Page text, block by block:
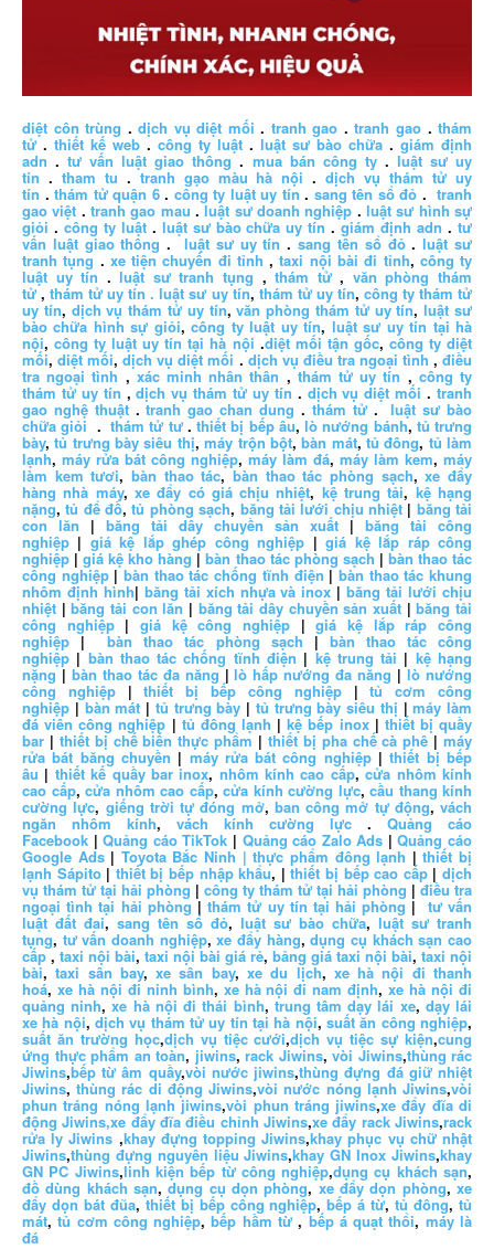
diệt côn trùng .dịch vụ diệt mối . tranh gao .tranh gao .thám
tử . thiết kế web . công ty luật . luật sư bào chữa . giám định
adn .tư vấn luật giao thông . mua bán công ty. luật sư uy
tín . tham tu . tranh gạo màu hà nội .dịch vụ thám tử uy
tín .thám tử quận 6. công ty luật uy tín . sang tên sổ đỏ .tranh
gao việt .tranh gao mau .luật sư doanh nghiệp .luật sư hình sự
giỏi . công ty luật. luật sư bào chữa uy tín .giám định adn .tư
vấn luật giao thông . luật sư uy tín .sang tên sổ đỏ.luật sư
tranh tụng . xe tiện chuyến đi tỉnh ,taxi nội bài đi tỉnh, công ty
luật uy tín .luật sư tranh tụng ,thám tử, văn phòng thám
tử ,thám tử uy tín . luật sư uy tín, thám tử uy tín, công ty thám tử
uy tín, dịch vụ thám tử uy tín,văn phòng thám tử uy tín,luật sư
bào chữa hình sự giỏi,công ty luật uy tín, luật sư uy tín tại hà
nội,công ty luật uy tín tại hà nội .diệt mối tận gốc, công ty diệt
mối,diệt mối,dịch vụ diệt mối . dịch vụ điều tra ngoại tình ,điều
tra ngoại tình , xác minh nhân thân , thám tử uy tín , công ty
thám tử uy tín ,dịch vụ thám tử uy tín . dịch vụ diệt mối .tranh
gao nghệ thuật.tranh gao chan dung . thám tử.luật sư bào
chữa giỏi .thám tử tư.thiết bị bếp âu,lò nướng bánh, tủ trưng
bày,tủ trưng bày siêu thị,máy trộn bột,bàn mát, tủ đông, tủ làm
lạnh, máy rửa bát công nghiệp, máy làm đá, máy làm kem, máy
làm kem tươi,bàn thao tác,bàn thao tác phòng sạch,xe đẩy
hàng nhà máy, xe đẩy có giá chịu nhiệt, kệ trung tải, kệ hạng
nặng,tủ để đồ,tủ phòng sạch, băng tải lưới chịu nhiệt| băng tải
con lăn | băng tải dây chuyền sản xuất | băng tải công
nghiệp | giá kệ lắp ghép công nghiệp |giá kệ lắp ráp công
nghiệp |giá kệ kho hàng |bàn thao tác phòng sạch | bàn thao tác
công nghiệp|bàn thao tác chống tĩnh điện | bàn thao tác khung
nhôm định hình| băng tải xích nhựa và inox |băng tải lưới chịu
nhiệt |băng tải con lăn | băng tải dây chuyền sản xuất |băng tải
công nghiệp|giá kệ công nghiệp |giá kệ lắp ráp công
nghiệp |bàn thao tác phòng sạch | bàn thao tác công
nghiệp | bàn thao tác chống tĩnh điện | kệ trung tải | kệ hạng
nặng | bàn thao tác đa năng |lò hấp nướng đa năng |lò nướng
công nghiệp|thiết bị bếp công nghiệp|tủ cơm công
nghiệp | bàn mát | tủ trưng bày | tủ trưng bày siêu thị |máy làm
đá viên công nghiệp | tủ đông lạnh |kệ bếp inox| thiết bị quầy
bar | thiết bị chế biến thực phẩm | thiết bị pha chế cà phê | máy
rửa bát băng chuyền | máy rửa bát công nghiệp|thiết bị bếp
âu | thiết kế quầy bar inox, nhôm kính cao cấp,cửa nhôm kính
cao cấp, cửa nhôm cao cấp, cửa kính cường lực, cầu thang kính
cường lực, giếng trời tự đóng mở, ban công mở tự động, vách
ngăn nhôm kính, vách kính cường lực . Quảng cáo
Facebook |Quảng cáo TikTok | Quảng cáo Zalo Ads |Quảng cáo
Google Ads| Toyota Bắc Ninh | thực phẩm đông lạnh |thiết bị
lạnh Sápito | thiết bị bếp nhập khẩu, |thiết bị bếp cao cấp|dịch
vụ thám tử tại hải phòng | công ty thám tử tại hải phòng | điều tra
ngoại tình tại hải phòng |thám tử uy tín tại hải phòng | tư vấn
luật đất đai, sang tên sổ đỏ, luật sư bào chữa, luật sư tranh
tụng, tư vấn doanh nghiệp,xe đẩy hàng,dụng cụ khách sạn cao
cấp , taxi nội bài, taxi nội bài giá rẻ, bảng giá taxi nội bài, taxi nội
bài,taxi sân bay,xe sân bay,xe du lịch, xe hà nội đi thanh
hoá, xe hà nội đi ninh bình, xe hà nội đi nam định,xe hà nội đi
quảng ninh,xe hà nội đi thái bình, trung tâm dạy lái xe, dạy lái
xe hà nội,dịch vụ thám tử uy tín tại hà nội,suất ăn công nghiệp,
suất ăn trường học,dịch vụ tiệc cưới,dịch vụ tiệc sự kiện,cung
ứng thực phẩm an toàn, jiwins, rack Jiwins, vòi Jiwins,thùng rác
Jiwins,bếp từ âm quầy,vòi nước jiwins,thùng đựng đá giữ nhiệt
Jiwins,thùng rác di động Jiwins,vòi nước nóng lạnh Jiwins,vòi
phun tráng nóng lạnh jiwins,vòi phun tráng jiwins,xe đẩy đĩa di
động Jiwins,xe đẩy đĩa điều chỉnh Jiwins,xe đẩy rack Jiwins,rack
rửa ly Jiwins ,khay đựng topping Jiwins,khay phục vụ chữ nhật
Jiwins,thùng đựng nguyên liệu Jiwins,khay GN Inox Jiwins,khay
GN PC Jiwins,linh kiện bếp từ công nghiệp,dụng cụ khách sạn,
đồ dùng khách sạn,dụng cụ dọn phòng, xe đẩy dọn phòng,xe
đẩy dọn bát đũa, thiết bị bếp công nghiệp,bếp á từ,tủ đông,tủ
mát,tủ cơm công nghiệp,bếp hầm từ , bếp á quạt thổi, máy là
đá